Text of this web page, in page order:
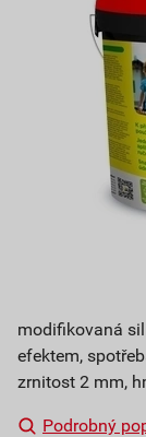
modifikovaná
efektem,
zrnitost 2 mm,
Podrobný